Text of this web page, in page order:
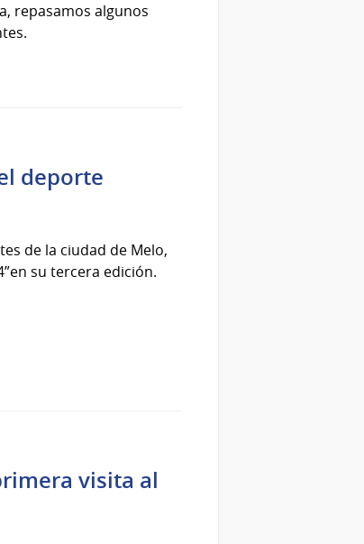
repasamos algunos
deporte
de la ciudad de Melo,
su tercera edición.
visita al